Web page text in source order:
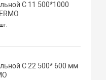
C 11 500*1000
C 22 500* 600 мм